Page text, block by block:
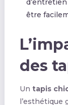
être
des
Un tapis
l’esthétique